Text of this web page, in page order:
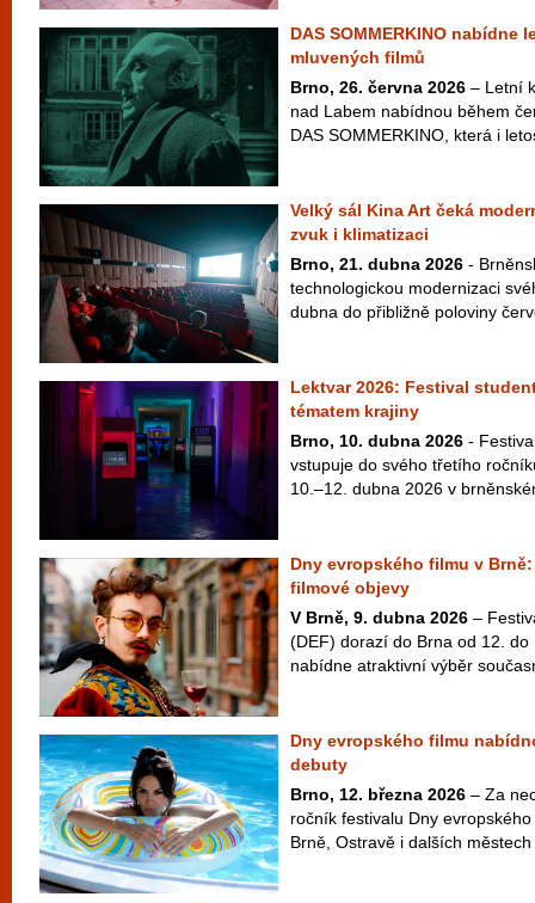
DAS SOMMERKINO nabídne
mluvených filmů
Brno, 26. června 2026 – Letní
nad Labem nabídnou během
DAS SOMMERKINO, která i
Velký sál Kina Art čeká
zvuk i klimatizaci
Brno, 21. dubna 2026 -
technologickou modernizaci
dubna do přibližně poloviny
Lektvar 2026: Festival
tématem krajiny
Brno, 10. dubna 2026 -
vstupuje do svého třetího
10.–12. dubna 2026 v
Dny evropského filmu v
filmové objevy
V Brně, 9. dubna 2026 –
(DEF) dorazí do Brna od 12.
nabídne atraktivní výběr
Dny evropského filmu
debuty
Brno, 12. března 2026 – Za
ročník festivalu Dny
Brně, Ostravě i dalších